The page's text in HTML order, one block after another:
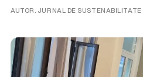
AUTOR. JURNAL DE SUSTENABILITATE